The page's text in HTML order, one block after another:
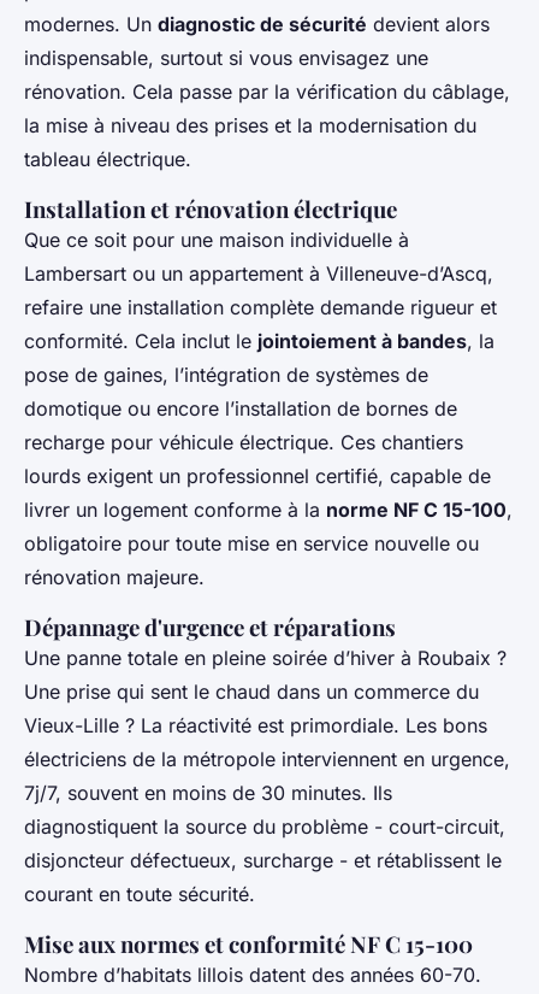
modernes. Un diagnostic de sécurité devient alors
indispensable, surtout si vous envisagez une
rénovation. Cela passe par la vérification du câblage,
la mise à niveau des prises et la modernisation du
tableau électrique.
Installation et rénovation électrique
Que ce soit pour une maison individuelle à
Lambersart ou un appartement à Villeneuve-d’Ascq,
refaire une installation complète demande rigueur et
conformité. Cela inclut le jointoiement à bandes, la
pose de gaines, l’intégration de systèmes de
domotique ou encore l’installation de bornes de
recharge pour véhicule électrique. Ces chantiers
lourds exigent un professionnel certifié, capable de
livrer un logement conforme à la norme NF C 15-100,
obligatoire pour toute mise en service nouvelle ou
rénovation majeure.
Dépannage d'urgence et réparations
Une panne totale en pleine soirée d’hiver à Roubaix ?
Une prise qui sent le chaud dans un commerce du
Vieux-Lille ? La réactivité est primordiale. Les bons
électriciens de la métropole interviennent en urgence,
7j/7, souvent en moins de 30 minutes. Ils
diagnostiquent la source du problème - court-circuit,
disjoncteur défectueux, surcharge - et rétablissent le
courant en toute sécurité.
Mise aux normes et conformité NF C 15-100
Nombre d’habitats lillois datent des années 60-70.